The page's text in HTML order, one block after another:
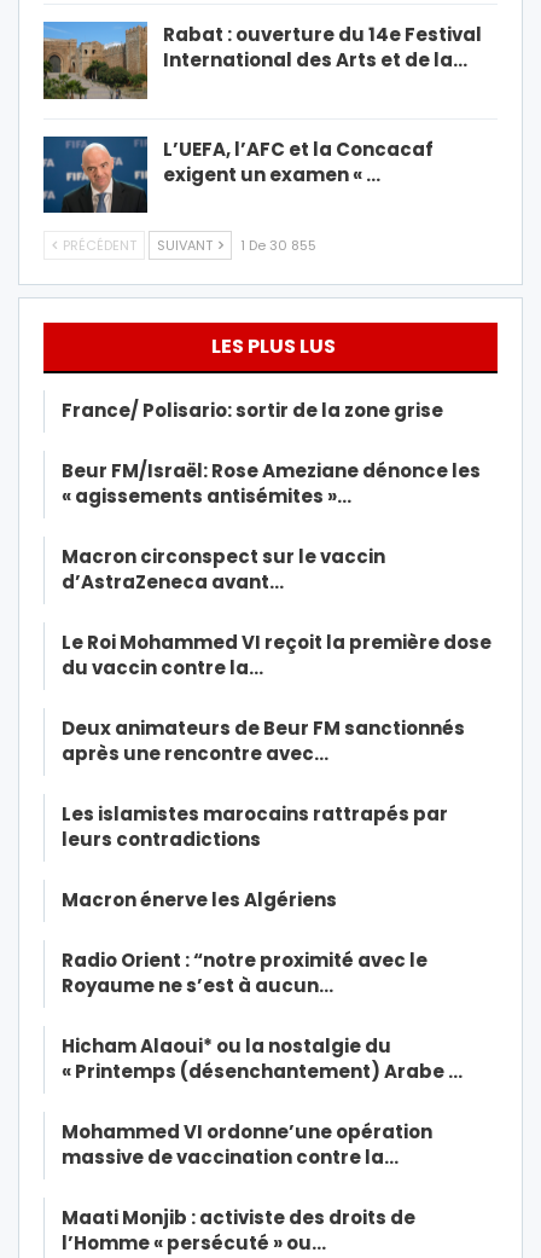
Rabat : ouverture du 14e Festival
International des Arts et de la…
L’UEFA, l’AFC et la Concacaf
exigent un examen « …
PRÉCÉDENT SUIVANT 1 De 30 855
LES PLUS LUS
France/ Polisario: sortir de la zone grise
Beur FM/Israël: Rose Ameziane dénonce les
« agissements antisémites »…
Macron circonspect sur le vaccin
d’AstraZeneca avant…
Le Roi Mohammed VI reçoit la première dose
du vaccin contre la…
Deux animateurs de Beur FM sanctionnés
après une rencontre avec…
Les islamistes marocains rattrapés par
leurs contradictions
Macron énerve les Algériens
Radio Orient : “notre proximité avec le
Royaume ne s’est à aucun…
Hicham Alaoui* ou la nostalgie du
« Printemps (désenchantement) Arabe …
Mohammed VI ordonne’une opération
massive de vaccination contre la…
Maati Monjib : activiste des droits de
l’Homme « persécuté » ou…